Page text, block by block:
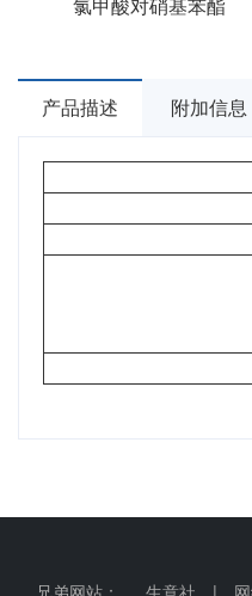
氯甲酸对硝基苯酯
产品描述 附加信息